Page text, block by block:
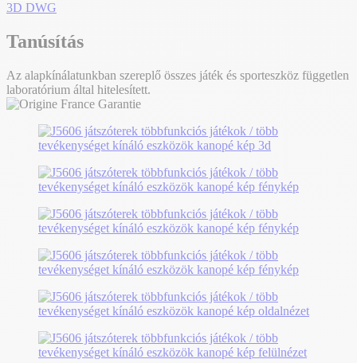
3D DWG
Tanúsítás
Az alapkínálatunkban szereplő összes játék és sporteszköz független
laboratórium által hitelesített.